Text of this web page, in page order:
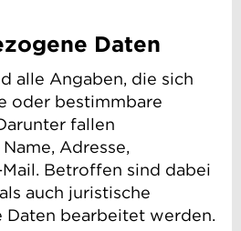
Daten
alle Angaben, die sich
oder bestimmbare
fallen
Adresse,
Betroffen sind dabei
auch juristische
Daten bearbeitet werden.